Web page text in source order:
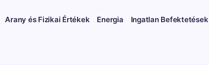
Arany és Fizikai Értékek Energia Ingatlan Befektetések